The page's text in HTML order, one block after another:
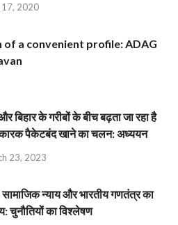
17, 2020
a convenient profile: ADAG
बिहार के गरीबों के बीच बढ़ता जा रहा है
पैकेटबंद खाने का चलन: अध्ययन
23, 2023
न्याय और भारतीय गणतंत्र का
चुनौतियों का विश्लेषण